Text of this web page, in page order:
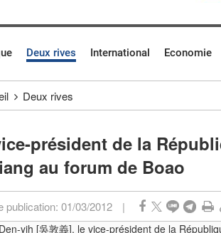
Deux rives International Economie
Deux rives
président de la
au forum de Boao
publication: 01/03/2012 |